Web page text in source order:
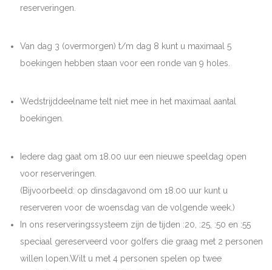
reserveringen.
Van dag 3 (overmorgen) t/m dag 8 kunt u maximaal 5
boekingen hebben staan voor een ronde van 9 holes.
Wedstrijddeelname telt niet mee in het maximaal aantal
boekingen.
Iedere dag gaat om 18.00 uur een nieuwe speeldag open
voor reserveringen.
(Bijvoorbeeld: op dinsdagavond om 18.00 uur kunt u
reserveren voor de woensdag van de volgende week.)
In ons reserveringssysteem zijn de tijden :20, :25, :50 en :55
speciaal gereserveerd voor golfers die graag met 2 personen
willen lopen.Wilt u met 4 personen spelen op twee